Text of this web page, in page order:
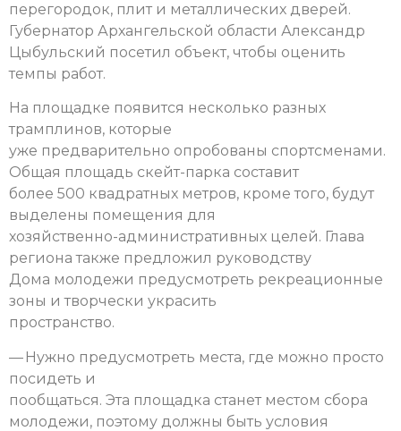
перегородок, плит и металлических дверей.
Губернатор Архангельской области Александр
Цыбульский посетил объект, чтобы оценить
темпы работ.
На площадке появится несколько разных
трамплинов, которые
уже предварительно опробованы спортсменами.
Общая площадь скейт-парка составит
более 500 квадратных метров, кроме того, будут
выделены помещения для
хозяйственно-административных целей. Глава
региона также предложил руководству
Дома молодежи предусмотреть рекреационные
зоны и творчески украсить
пространство.
— Нужно предусмотреть места, где можно просто
посидеть и
пообщаться. Эта площадка станет местом сбора
молодежи, поэтому должны быть условия